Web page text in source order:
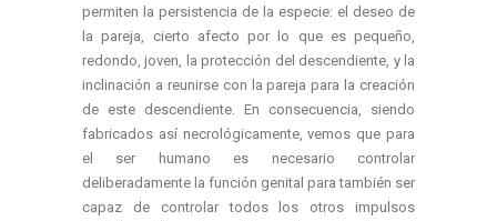
permiten la persistencia de la especie: el deseo de
la pareja, cierto afecto por lo que es pequeño,
redondo, joven, la protección del descendiente, y la
inclinación a reunirse con la pareja para la creación
de este descendiente. En consecuencia, siendo
fabricados así necrológicamente, vemos que para
el ser humano es necesario controlar
deliberadamente la función genital para también ser
capaz de controlar todos los otros impulsos